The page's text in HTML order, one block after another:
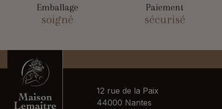
Emballage
soigné
Paiement
sécurisé
12 rue de la Paix
44000 Nantes